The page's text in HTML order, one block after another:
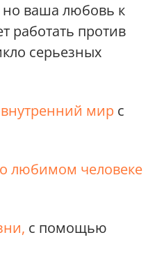
но ваша любовь к
работать против
серьезных
мир с
любимом человеке
с помощью